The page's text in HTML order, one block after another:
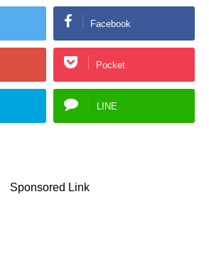
Facebook
Pocket
LINE
Sponsored Link